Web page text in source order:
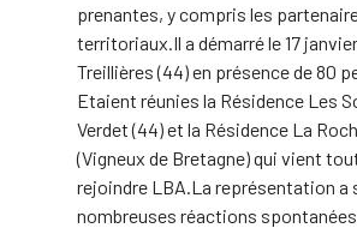
prenantes, y compris les
territoriaux.Il a démarré le 17
Treillières (44) en présence de 80
Etaient réunies la Résidence Les
Verdet (44) et la Résidence La
(Vigneux de Bretagne) qui vient
rejoindre LBA.La représentation a
nombreuses réactions